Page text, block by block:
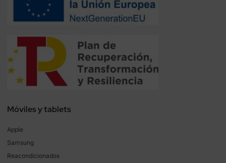
Móviles y tablets
Apple
Samsung
Reacondicionados